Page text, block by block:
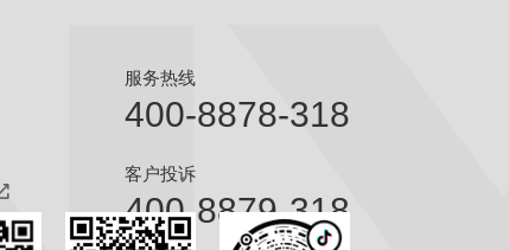
服务热线
400-8878-318
客户投诉
400-8879-318